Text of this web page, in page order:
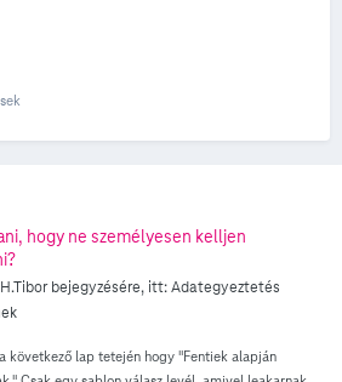
hogy ne személyesen kelljen
H.Tiborbejegyzésére, itt:Adategyeztetés
következő lap tetején hogy "Fentiek alapján